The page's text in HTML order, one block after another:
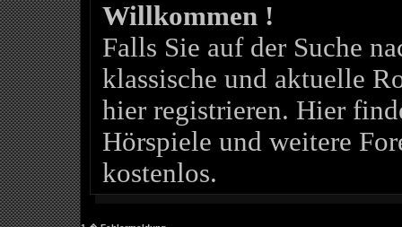
Willkommen !
Falls Sie auf der Suche
klassische und aktuelle
hier registrieren. Hier
Hörspiele und weitere
kostenlos.